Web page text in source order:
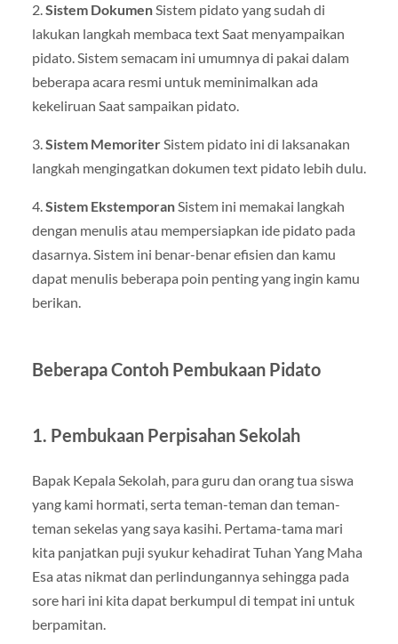
2.Sistem DokumenSistem pidato yang sudah di
lakukan langkah membaca text Saat menyampaikan
pidato. Sistem semacam ini umumnya di pakai dalam
beberapa acara resmi untuk meminimalkan ada
kekeliruan Saat sampaikan pidato.
3.Sistem MemoriterSistem pidato ini di laksanakan
langkah mengingatkan dokumen text pidato lebih dulu.
4.Sistem EkstemporanSistem ini memakai langkah
dengan menulis atau mempersiapkan ide pidato pada
dasarnya. Sistem ini benar-benar efisien dan kamu
dapat menulis beberapa poin penting yang ingin kamu
berikan.
Beberapa Contoh Pembukaan Pidato
1. Pembukaan Perpisahan Sekolah
Bapak Kepala Sekolah, para guru dan orang tua siswa
yang kami hormati, serta teman-teman dan teman-
teman sekelas yang saya kasihi. Pertama-tama mari
kita panjatkan puji syukur kehadirat Tuhan Yang Maha
Esa atas nikmat dan perlindungannya sehingga pada
sore hari ini kita dapat berkumpul di tempat ini untuk
berpamitan.